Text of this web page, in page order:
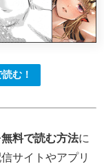
む！
無料で読む方法に
サイトやアプリ